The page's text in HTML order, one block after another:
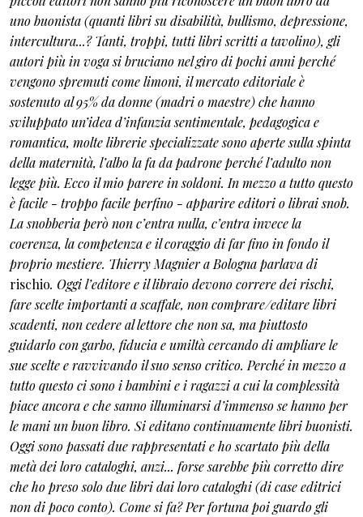
uno buonista (quanti libri su disabilità, bullismo, depressione,
intercultura...? Tanti, troppi, tutti libri scritti a tavolino), gli
autori più in voga si bruciano nel giro di pochi anni perché
vengono spremuti come limoni, il mercato editoriale è
sostenuto al 95% da donne (madri o maestre) che hanno
sviluppato un’idea d’infanzia sentimentale, pedagogica e
romantica, molte librerie specializzate sono aperte sulla spinta
della maternità, l’albo la fa da padrone perché l’adulto non
legge più. Ecco il mio parere in soldoni. In mezzo a tutto questo
è facile - troppo facile perfino - apparire editori o librai snob.
La snobberia però non c’entra nulla, c’entra invece la
coerenza, la competenza e il coraggio di far fino in fondo il
proprio mestiere. Thierry Magnier a Bologna parlava di
rischio. Oggi l’editore e il libraio devono correre dei rischi,
fare scelte importanti a scaffale, non comprare/editare libri
scadenti, non cedere al lettore che non sa, ma piuttosto
guidarlo con garbo, fiducia e umiltà cercando di ampliare le
sue scelte e ravvivando il suo senso critico. Perché in mezzo a
tutto questo ci sono i bambini e i ragazzi a cui la complessità
piace ancora e che sanno illuminarsi d’immenso se hanno per
le mani un buon libro. Si editano continuamente libri buonisti.
Oggi sono passati due rappresentati e ho scartato più della
metà dei loro cataloghi, anzi... forse sarebbe più corretto dire
che ho preso solo due libri dai loro cataloghi (di case editrici
non di poco conto). Come si fa? Per fortuna poi guardo gli